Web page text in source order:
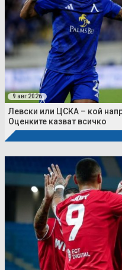
9 авг 2026
Левски или ЦСКА – кой
Оценките казват всичко